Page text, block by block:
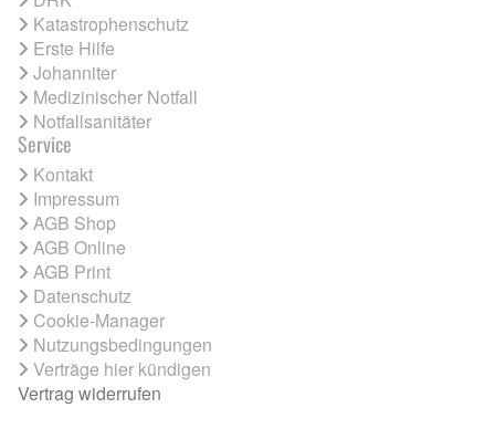
Katastrophenschutz
Erste Hilfe
Johanniter
Medizinischer Notfall
Notfallsanitäter
Service
Kontakt
Impressum
AGB Shop
AGB Online
AGB Print
Datenschutz
Cookie-Manager
Nutzungsbedingungen
Verträge hier kündigen
Vertrag widerrufen